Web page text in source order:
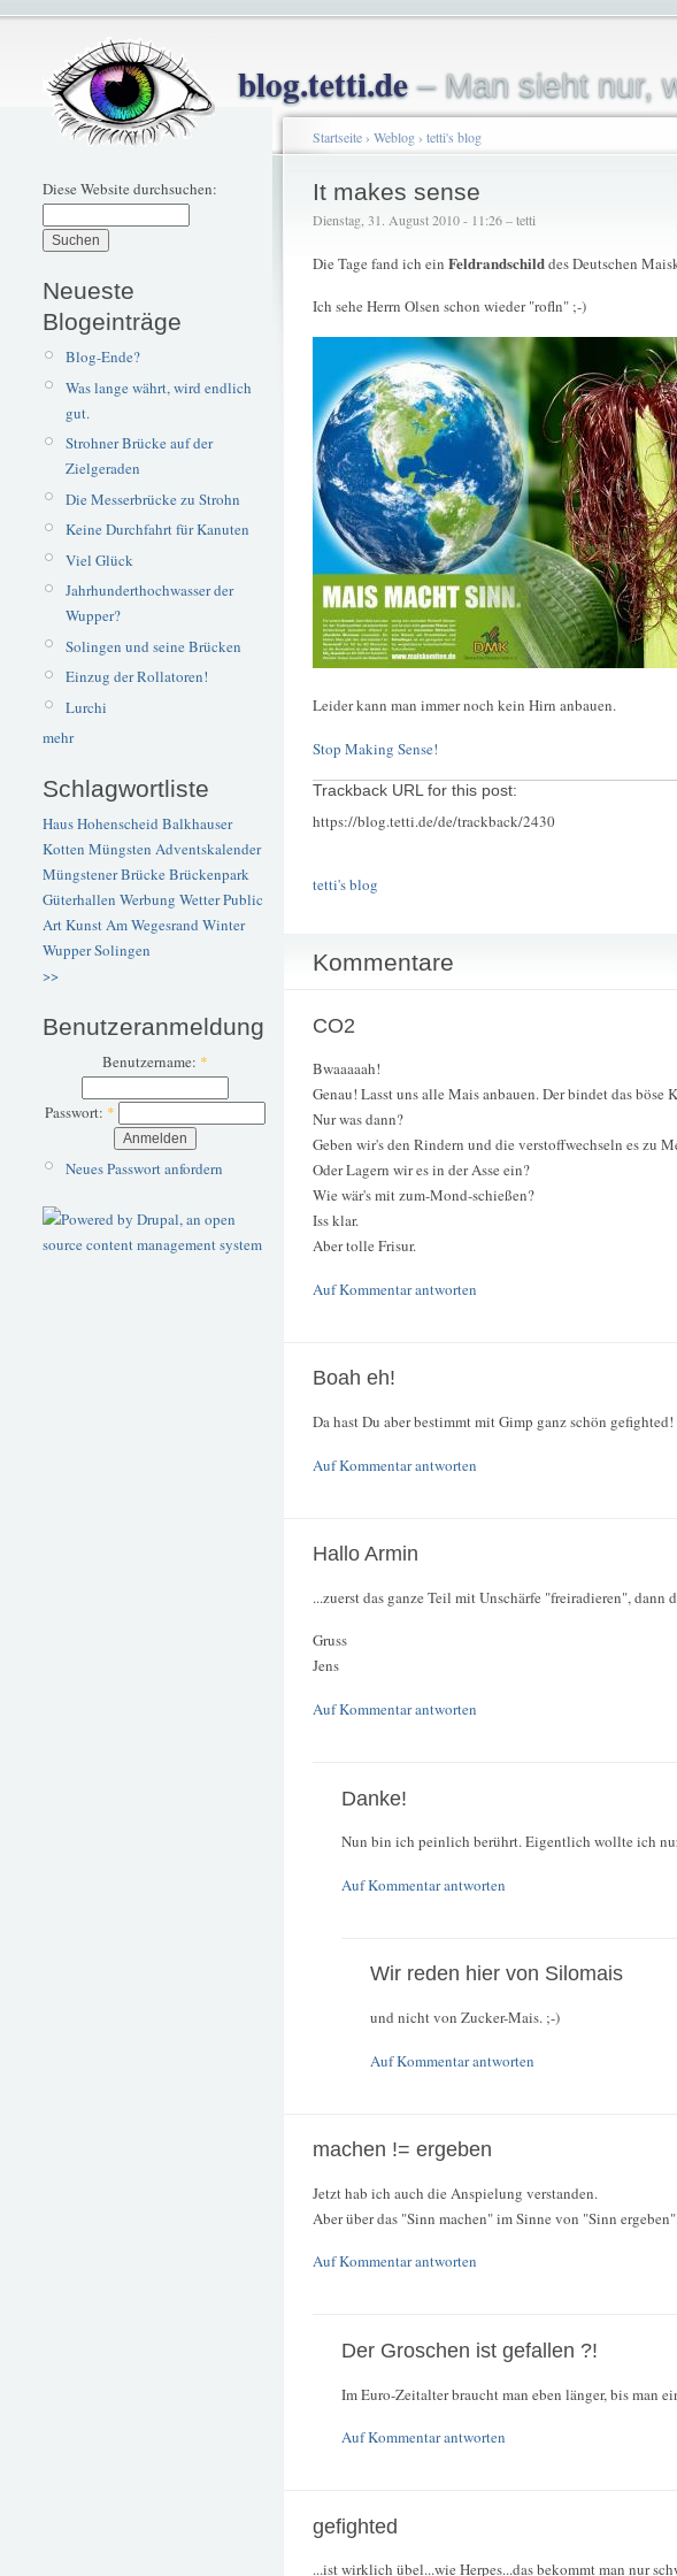
blog.tetti.de– Man sieht nur,
Diese Website durchsuchen:
Neueste
Blogeinträge
Blog-Ende?
Was lange währt, wird endlich
gut.
Strohner Brücke auf der
Zielgeraden
Die Messerbrücke zu Strohn
Keine Durchfahrt für Kanuten
Viel Glück
Jahrhunderthochwasser der
Wupper?
Solingen und seine Brücken
Einzug der Rollatoren!
Lurchi
mehr
Schlagwortliste
Haus Hohenscheid Balkhauser
Kotten Müngsten Adventskalender
Müngstener BrückeBrückenpark
Güterhallen Werbung WetterPublic
ArtKunstAm Wegesrand Winter
WupperSolingen
>>
Benutzeranmeldung
Benutzername: *
Passwort: *
Neues Passwort anfordern
Startseite› Weblog› tetti's blog
It makes sense
Dienstag, 31. August 2010 - 11:26 – tetti
Die Tage fand ich ein Feldrandschilddes Deutschen
Ich sehe Herrn Olsen schon wieder "rofln" ;-)
Leider kann man immer noch kein Hirn anbauen.
Stop Making Sense!
Trackback URL for this post:
https://blog.tetti.de/de/trackback/2430
tetti's blog
Kommentare
CO2
Bwaaaaah!
Genau! Lasst uns alle Mais anbauen. Der bindet das böse
Nur was dann?
Geben wir's den Rindern und die verstoffwechseln es zu
Oder Lagern wir es in der Asse ein?
Wie wär's mit zum-Mond-schießen?
Iss klar.
Aber tolle Frisur.
Auf Kommentar antworten
Boah eh!
Da hast Du aber bestimmt mit Gimp ganz schön gefighted!
Auf Kommentar antworten
Hallo Armin
...zuerst das ganze Teil mit Unschärfe "freiradieren", dann
Gruss
Jens
Auf Kommentar antworten
Danke!
Nun bin ich peinlich berührt. Eigentlich wollte ich
Auf Kommentar antworten
Wir reden hier von Silomais
und nicht von Zucker-Mais. ;-)
Auf Kommentar antworten
machen != ergeben
Jetzt hab ich auch die Anspielung verstanden.
Aber über das "Sinn machen" im Sinne von "Sinn
Auf Kommentar antworten
Der Groschen ist gefallen ?!
Im Euro-Zeitalter braucht man eben länger, bis man
Auf Kommentar antworten
gefighted
...ist wirklich übel...wie Herpes...das bekommt man nur